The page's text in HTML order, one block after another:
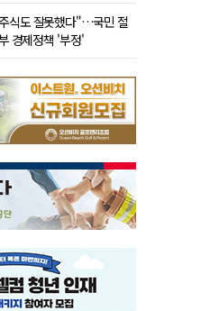
식도 잘못했다"…국민 절
경제정책 '부정'